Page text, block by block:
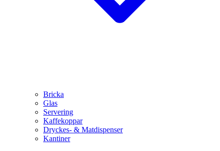
Bricka
Glas
Servering
Kaffekoppar
Dryckes- & Matdispenser
Kantiner